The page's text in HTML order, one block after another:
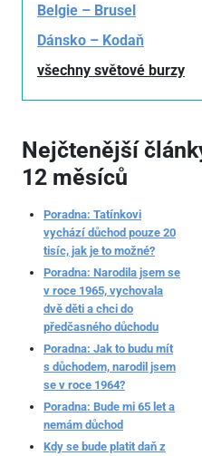
Belgie – Brusel
Dánsko – Kodaň
všechny světové burzy
Nejčtenější
12 měsíců
Poradna: Tatínkovi
vychází důchod pouze 20
tisíc, jak je to možné?
Poradna: Narodila jsem se
v roce 1965, vychovala
dvě děti a chci do
předčasného důchodu
Poradna: Jak to budu mít
s důchodem, narodil jsem
se v roce 1964?
Poradna: Bude mi 65 let a
nemám důchod
Kdy se bude platit daň z